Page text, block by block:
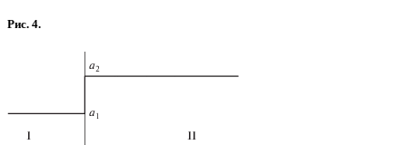
Рис. 4.